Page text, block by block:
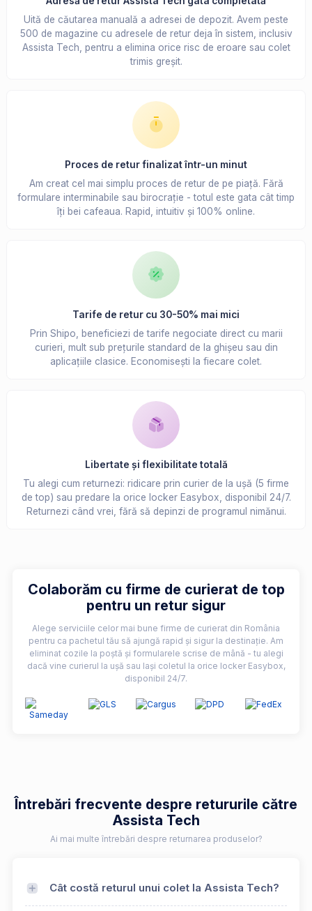
Uită de căutarea manuală a adresei de depozit. Avem peste
500 de magazine cu adresele de retur deja în sistem, inclusiv
Assista Tech, pentru a elimina orice risc de eroare sau colet
trimis greșit.
Proces de retur finalizat într-un minut
Am creat cel mai simplu proces de retur de pe piață. Fără
formulare interminabile sau birocrație - totul este gata cât timp
îți bei cafeaua. Rapid, intuitiv și 100% online.
Tarife de retur cu 30-50% mai mici
Prin Shipo, beneficiezi de tarife negociate direct cu marii
curieri, mult sub prețurile standard de la ghișeu sau din
aplicațiile clasice. Economisești la fiecare colet.
Libertate și flexibilitate totală
Tu alegi cum returnezi: ridicare prin curier de la ușă (5 firme
de top) sau predare la orice locker Easybox, disponibil 24/7.
Returnezi când vrei, fără să depinzi de programul nimănui.
Colaborăm cu firme de curierat de top
pentru un retur sigur
Alege serviciile celor mai bune firme de curierat din România
pentru ca pachetul tău să ajungă rapid și sigur la destinație. Am
eliminat cozile la poștă și formularele scrise de mână - tu alegi
dacă vine curierul la ușă sau lași coletul la orice locker Easybox,
disponibil 24/7.
Întrebări frecvente despre retururile către
Assista Tech
Ai mai multe întrebări despre returnarea produselor?
Cât costă returul unui colet la Assista Tech?